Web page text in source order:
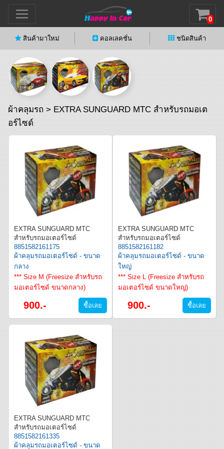
0
สินค้ามาใหม่ คอลเลคชั่น ชนิดสินค้า
ผ้าคลุมรถ > EXTRA SUNGUARD MTC สำหรับรถมอเต
อร์ไซด์
EXTRA SUNGUARD MTC
สำหรับรถมอเตอร์ไซด์
8851582161175
ผ้าคลุมรถมอเตอร์ไซด์ - ขนาด
กลาง
*** Size M (Freesize สำหรับรถ
มอเตอร์ไซด์ ขนาดกลาง)
900.-
EXTRA SUNGUARD MTC
สำหรับรถมอเตอร์ไซด์
8851582161182
ผ้าคลุมรถมอเตอร์ไซด์ - ขนาด
ใหญ่
*** Size L (Freesize สำหรับรถ
มอเตอร์ไซด์ ขนาดใหญ่)
900.-
EXTRA SUNGUARD MTC
สำหรับรถมอเตอร์ไซด์
8851582161335
ผ้าคลุมรถมอเตอร์ไซด์ - ขนาด